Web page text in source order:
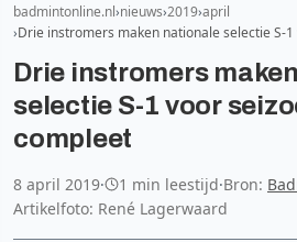
badmintonline.nl nieuws 2019 april
Drie instromers maken nationale selectie S-
Drie instromers
selectie S-1 voor
compleet
8 april 2019· 1 min leestijd·Bron:
Artikelfoto: René Lagerwaard